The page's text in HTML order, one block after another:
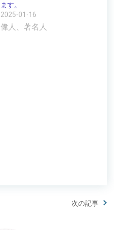
ます。
2025-01-16
偉人、著名人
次の記事